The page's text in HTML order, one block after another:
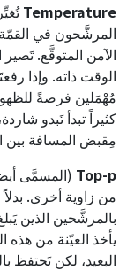
Temperature
المرشَّحون في القمّة
الآمن المتوقَّع.
الوقت ذاته. وإذا
مُهْمَلين فرصةً
مِقبض المسافة بين
Top-p
من زاوية أخرى.
يأخذ العيّنة من هذه
البعيد، لكن تَحتفظ